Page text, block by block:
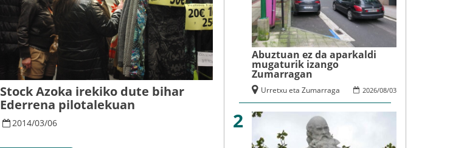
Stock Azoka irekiko dute bihar
Ederrena pilotalekuan
2014/03/06
Abuztuan ez da aparkaldi
mugaturik izango
Zumarragan
2026/08/03
Urretxu eta Zumarraga
2